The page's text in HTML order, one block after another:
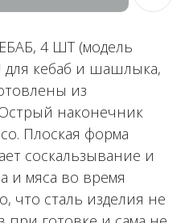
4 ШТ (модель
для кебаб и шашлыка,
из
наконечник
Плоская форма
соскальзывание и
и мяса во время
что сталь изделия не